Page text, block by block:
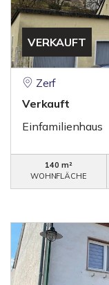
VERKAUFT
Zerf
Verkauft
Einfamilienhaus
140 m²
WOHNFLÄCHE